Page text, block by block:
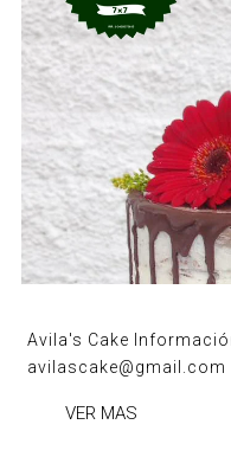
Avila's Cake
avilascake@gmail.com
VER MAS